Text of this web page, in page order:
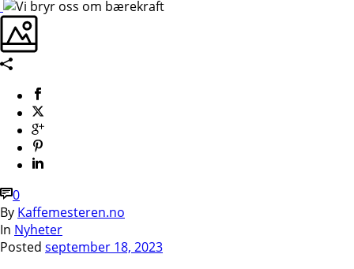
0
By Kaffemesteren.no
In Nyheter
Posted september 18, 2023